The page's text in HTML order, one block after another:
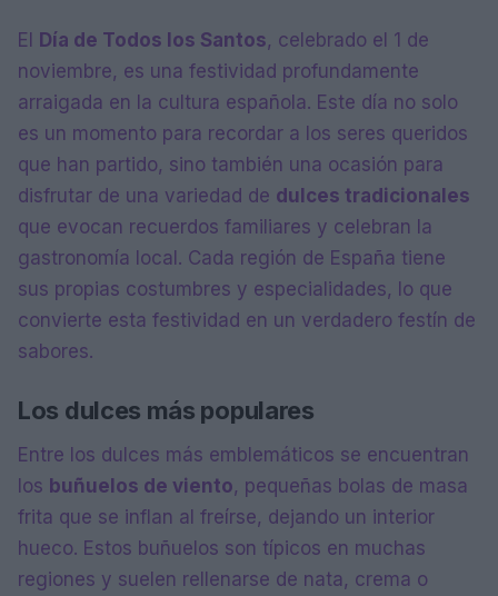
El Día de Todos los Santos, celebrado el 1 de
noviembre, es una festividad profundamente
arraigada en la cultura española. Este día no solo
es un momento para recordar a los seres queridos
que han partido, sino también una ocasión para
disfrutar de una variedad de dulces tradicionales
que evocan recuerdos familiares y celebran la
gastronomía local. Cada región de España tiene
sus propias costumbres y especialidades, lo que
convierte esta festividad en un verdadero festín de
sabores.
Los dulces más populares
Entre los dulces más emblemáticos se encuentran
los buñuelos de viento, pequeñas bolas de masa
frita que se inflan al freírse, dejando un interior
hueco. Estos buñuelos son típicos en muchas
regiones y suelen rellenarse de nata, crema o